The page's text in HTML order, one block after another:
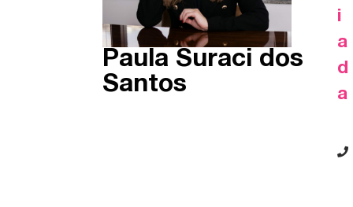
Paula Suraci dos
Santos
i
a
d
a